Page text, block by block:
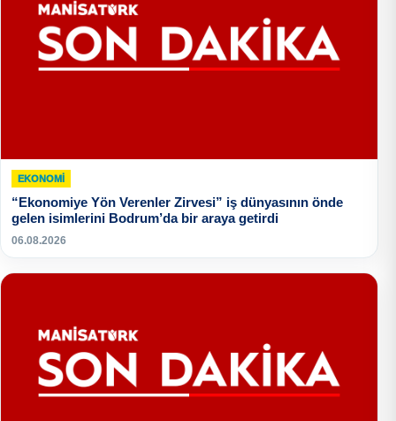
EKONOMI
“Ekonomiye Yön Verenler Zirvesi” iş dünyasının önde
gelen isimlerini Bodrum’da bir araya getirdi
06.08.2026